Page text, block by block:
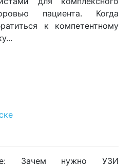
пациента. Когда
к компетентному
Зачем нужно УЗИ